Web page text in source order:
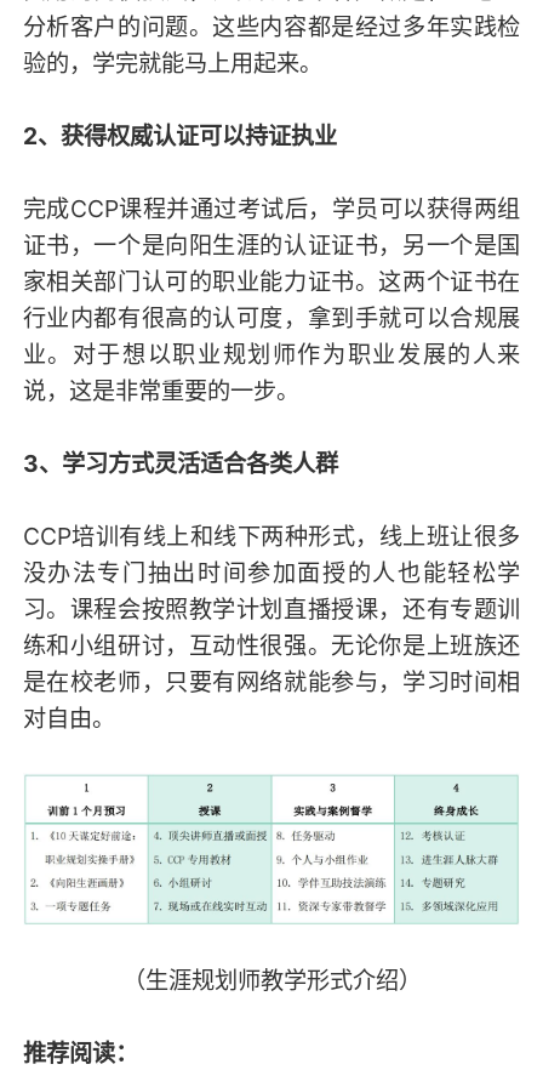
分析客户的问题。这些内容都是经过多年实践检
验的，学完就能马上用起来。
2、获得权威认证可以持证执业
完成CCP课程并通过考试后，学员可以获得两组
证书，一个是向阳生涯的认证证书，另一个是国
家相关部门认可的职业能力证书。这两个证书在
行业内都有很高的认可度，拿到手就可以合规展
业。对于想以职业规划师作为职业发展的人来
说，这是非常重要的一步。
3、学习方式灵活适合各类人群
CCP培训有线上和线下两种形式，线上班让很多
没办法专门抽出时间参加面授的人也能轻松学
习。课程会按照教学计划直播授课，还有专题训
练和小组研讨，互动性很强。无论你是上班族还
是在校老师，只要有网络就能参与，学习时间相
对自由。
（生涯规划师教学形式介绍）
推荐阅读：